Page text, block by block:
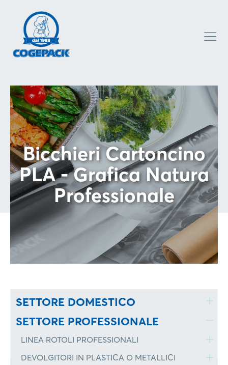
Bicchieri Cartoncino
PLA - Grafica Natura
Professionale
SETTORE DOMESTICO
SETTORE PROFESSIONALE
LINEA ROTOLI PROFESSIONALI
DEVOLGITORI IN PLASTICA O METALLICI